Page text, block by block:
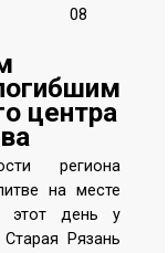
08
центра
региона
на месте
этот день у
Рязань